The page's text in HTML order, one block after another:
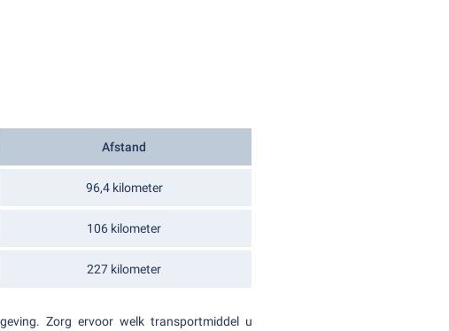
Afstand
96,4 kilometer
106 kilometer
227 kilometer
Zorg ervoor welk transportmiddel u